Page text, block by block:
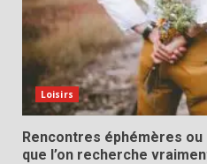
Loisirs
Rencontres éphémères
que l’on recherche